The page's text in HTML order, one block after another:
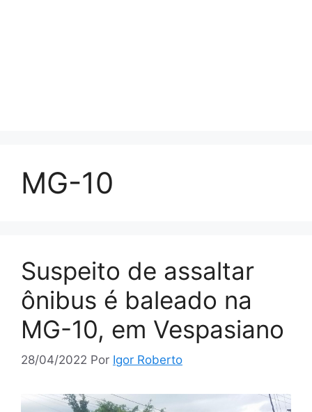
MG-10
Suspeito de assaltar
ônibus é baleado na
MG-10, em Vespasiano
28/04/2022 Por Igor Roberto